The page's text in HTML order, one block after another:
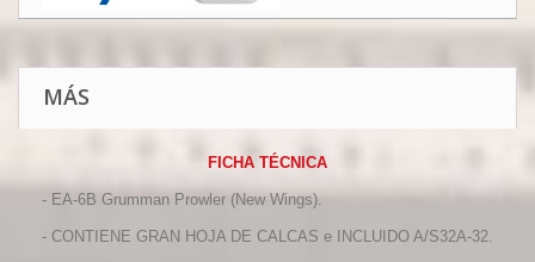
MÁS
FICHA TÉCNICA
- EA-6B Grumman Prowler (New Wings).
- CONTIENE GRAN HOJA DE CALCAS e INCLUIDO A/S32A-32.